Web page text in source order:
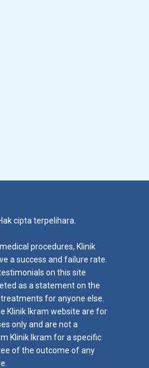
cipta terpelihara.
medical procedures, Klinik
a success and failure rate.
on this site
as a statement on the
for anyone else.
Klinik Ikram website are for
only and are not a
Klinik Ikram for a specific
of the outcome of any